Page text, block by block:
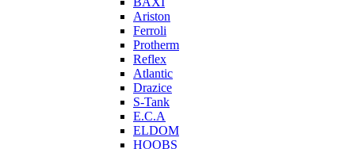
Ariston
Ferroli
Protherm
Reflex
Atlantic
Drazice
S-Tank
E.C.A
ELDOM
HOOBS